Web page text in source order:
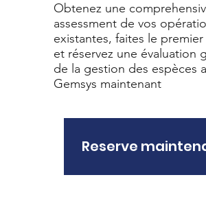
Obtenez une
assessment de vos
existantes, faites le premier
et réservez une évaluation
de la gestion des espèces
Gemsys maintenant
Reserve